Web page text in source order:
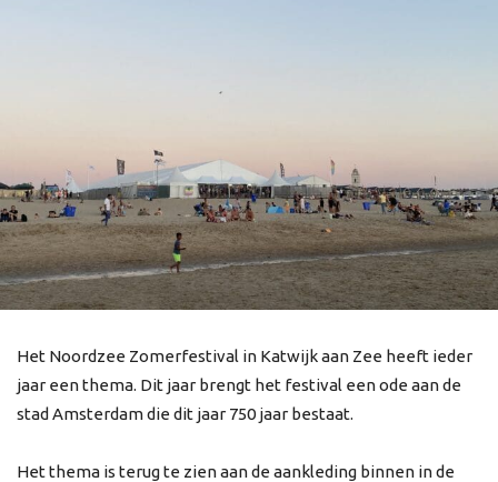
Het Noordzee Zomerfestival in Katwijk aan Zee heeft ieder
jaar een thema. Dit jaar brengt het festival een ode aan de
stad Amsterdam die dit jaar 750 jaar bestaat.
Het thema is terug te zien aan de aankleding binnen in de